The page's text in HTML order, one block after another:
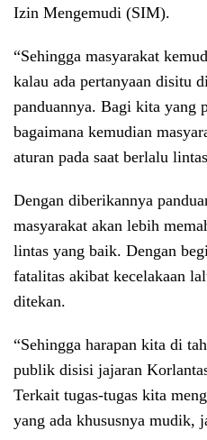
Izin Mengemudi (SIM).
“Sehingga masyarakat
kalau ada pertanyaan disitu
panduannya. Bagi kita yang
bagaimana kemudian
aturan pada saat berlalu
Dengan diberikannya
masyarakat akan lebih
lintas yang baik. Dengan
fatalitas akibat kecelakaan
ditekan.
“Sehingga harapan kita di
publik disisi jajaran
Terkait tugas-tugas kita
yang ada khususnya mudik,